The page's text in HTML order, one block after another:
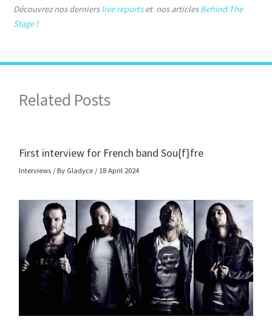
Découvrez nos dernierslive reportset nos articlesBehind The
Stage!
Related Posts
First interview for French band Sou{f}fre
Interviews / By Gladyce /18 April 2024